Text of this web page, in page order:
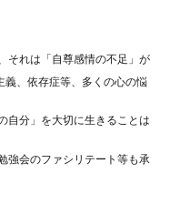
それは「自尊感情の不足」が
義、依存症等、多くの心の悩
自分」を大切に生きることは
強会のファシリテート等も承